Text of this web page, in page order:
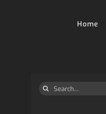
Home
Search
for: